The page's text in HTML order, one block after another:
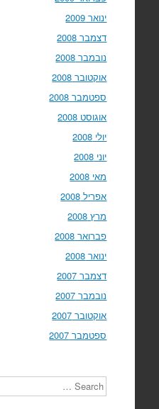
ינואר 2009
דצמבר 2008
נובמבר 2008
אוקטובר 2008
ספטמבר 2008
אוגוסט 2008
יולי 2008
יוני 2008
מאי 2008
אפריל 2008
מרץ 2008
פברואר 2008
ינואר 2008
דצמבר 2007
נובמבר 2007
אוקטובר 2007
ספטמבר 2007
Search